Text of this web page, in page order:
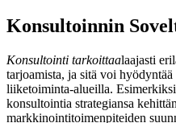
Konsultoinnin
Konsultointi tarkoittaalaajasti
tarjoamista, ja sitä voi
liiketoiminta-alueilla.
konsultointia strategiansa
markkinointitoimenpiteiden